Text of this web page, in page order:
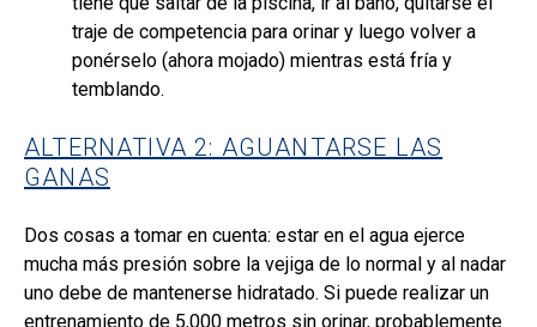
traje de competencia para orinar y luego volver a
ponérselo (ahora mojado) mientras está fría y
temblando.
ALTERNATIVA 2: AGUANTARSE LAS
GANAS
Dos cosas a tomar en cuenta: estar en el agua ejerce
mucha más presión sobre la vejiga de lo normal y al nadar
uno debe de mantenerse hidratado. Si puede realizar un
entrenamiento de 5,000 metros sin orinar, probablemente